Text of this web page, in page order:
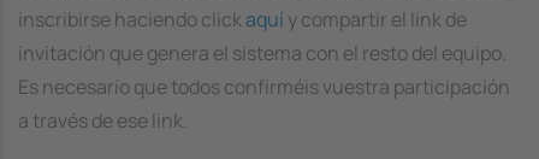
inscribirse haciendo clickaquí y compartir el link de
invitación que genera el sistema con el resto del equipo.
Es necesario que todos confirméis vuestra participación
a través de ese link.